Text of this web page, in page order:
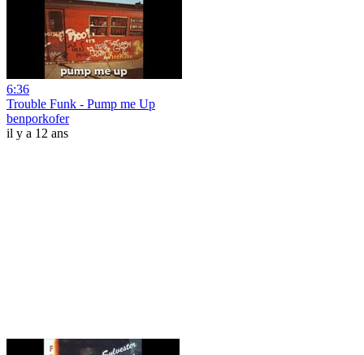
6:36
Trouble Funk - Pump me Up
benporkofer
il y a 12 ans